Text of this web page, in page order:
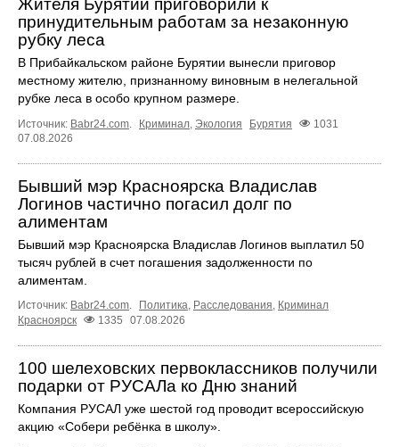
Жителя Бурятии приговорили к
принудительным работам за незаконную
рубку леса
В Прибайкальском районе Бурятии вынесли приговор
местному жителю, признанному виновным в нелегальной
рубке леса в особо крупном размере.
Источник: Babr24.com. Криминал, Экология Бурятия
1031
07.08.2026
Бывший мэр Красноярска Владислав
Логинов частично погасил долг по
алиментам
Бывший мэр Красноярска Владислав Логинов выплатил 50
тысяч рублей в счет погашения задолженности по
алиментам.
Источник: Babr24.com. Политика, Расследования, Криминал
Красноярск
1335 07.08.2026
100 шелеховских первоклассников получили
подарки от РУСАЛа ко Дню знаний
Компания РУСАЛ уже шестой год проводит всероссийскую
акцию «Собери ребёнка в школу».